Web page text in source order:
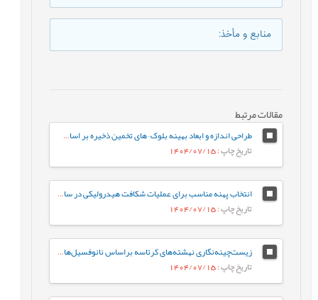
منابع و مأخذ:
مقالات مرتبط
طراحی اندازه و ابعاد بهینه بلوک¬های تخمین ذخیره بر اساس معیارهای مختلف (مورد مطالعه: کانسار طلای زرزیمای موچش)
تاریخ چاپ: 1404/07/15
انتخاب پهنه مناسب برای عملیات شکافت هیدرولیکی در سازندهای ایلام و سروک در یکی از چاه-های نفتی میادین جنوب غربی ایران
تاریخ چاپ: 1404/07/15
زیست‌چینه‌نگاری نهشته‌های کرتاسه براساس نانوفسیل‌های آهکی در برش کوهبنان (شمال غرب کرمان، حوضه رسوبی ایران مرکزی)
تاریخ چاپ: 1404/07/15